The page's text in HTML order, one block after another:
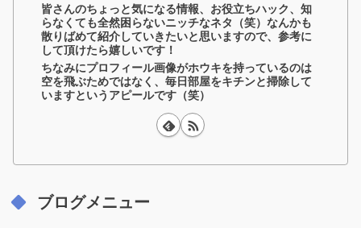
皆さんのちょっと気になる情報、お役立ちハック、知
らなくても全然困らないニッチなネタ（笑）なんかも
散りばめて紹介していきたいと思いますので、参考に
して頂けたら嬉しいです！
ちなみにプロフィール画像がホウキを持っているのは
空を飛ぶためではなく、毎日部屋をキチンと掃除して
いますというアピールです（笑）
ブログメニュー